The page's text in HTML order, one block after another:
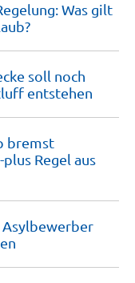
Was gilt
soll noch
entstehen
bremst
Regel aus
Asylbewerber